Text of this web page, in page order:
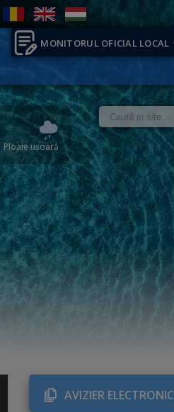
MONITORUL OFICIAL LOCAL
Ploaie ușoară
AVIZIER ELECTRONIC